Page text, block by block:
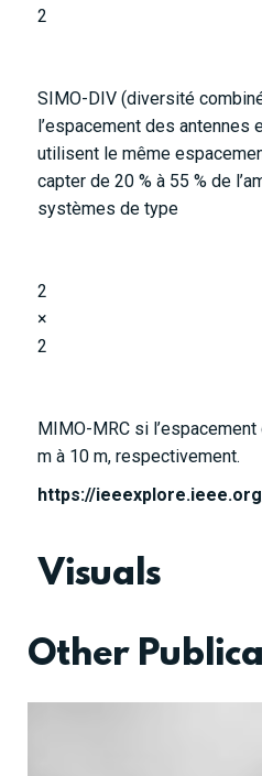
2
SIMO-DIV (diversité
l’espacement des antennes
utilisent le même
capter de 20 % à 55 % de
systèmes de type
2
×
2
MIMO-MRC si
m à 10 m, respectivement.
https://
Visuals
Other